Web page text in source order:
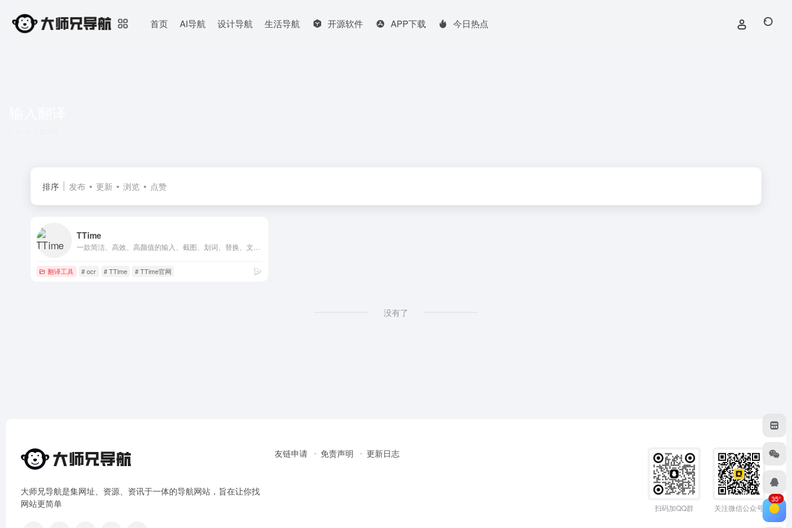
首页 AI导航 设计导航 生活导航 开源软件 APP下载 今日热点
排序 发布 更新 浏览 点赞
TTime
翻译工具 # ocr # TTime # TTime官网
没有了
大师兄导航是集网址、资源、资讯于一体的导航网站，旨在让你找
网站更简单
友链申请 免责声明 更新日志
扫码加QQ群 关注微信公众号
35°